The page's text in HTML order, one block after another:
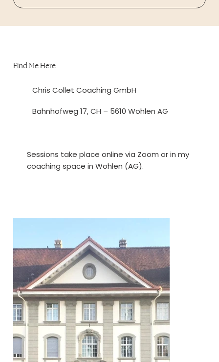
Find Me Here
Chris Collet Coaching GmbH
Bahnhofweg 17, CH – 5610 Wohlen AG
Sessions take place online via Zoom or in my
coaching space in Wohlen (AG).